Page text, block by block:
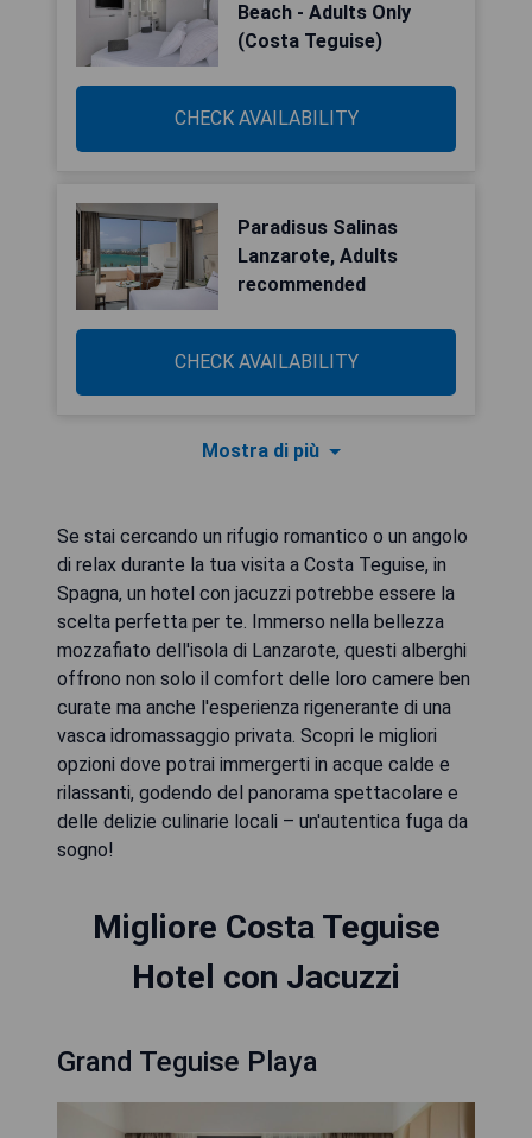
Beach - Adults Only
(Costa Teguise)
CHECK AVAILABILITY
Paradisus Salinas
Lanzarote, Adults
recommended
CHECK AVAILABILITY
Mostra di più
Se stai cercando un rifugio romantico o un angolo
di relax durante la tua visita a Costa Teguise, in
Spagna, un hotel con jacuzzi potrebbe essere la
scelta perfetta per te. Immerso nella bellezza
mozzafiato dell'isola di Lanzarote, questi alberghi
offrono non solo il comfort delle loro camere ben
curate ma anche l'esperienza rigenerante di una
vasca idromassaggio privata. Scopri le migliori
opzioni dove potrai immergerti in acque calde e
rilassanti, godendo del panorama spettacolare e
delle delizie culinarie locali – un'autentica fuga da
sogno!
Migliore Costa Teguise
Hotel con Jacuzzi
Grand Teguise Playa